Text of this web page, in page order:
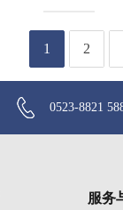
1 2
0523-8821
服务